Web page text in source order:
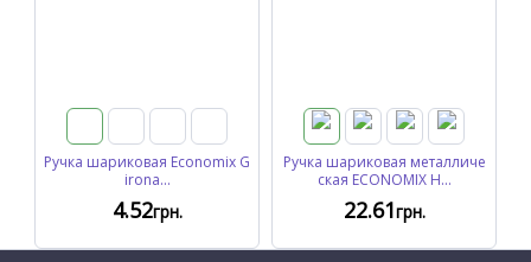
Ручка шариковая Economix G
irona...
4.52грн.
Ручка шариковая металличе
ская ECONOMIX H...
22.61грн.